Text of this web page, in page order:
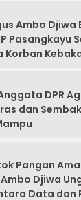
Ambo Djiwa
Pasangkayu
Korban
DPR
dan
Pangan
Djiwa
Data dan